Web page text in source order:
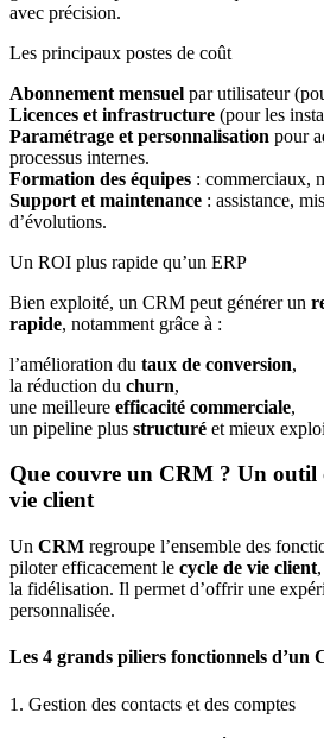
avec précision.
Les principaux postes de coût
Abonnement mensuel par utilisateur
Licences et infrastructure (pour les
Paramétrage et personnalisation pour
processus internes.
Formation des équipes : commerciaux,
Support et maintenance : assistance,
d’évolutions.
Un ROI plus rapide qu’un ERP
Bien exploité, un CRM peut générer un
rapide, notamment grâce à :
l’amélioration du taux de conversion,
la réduction du churn,
une meilleure efficacité commerciale,
un pipeline plus structuré et mieux
Que couvre un CRM ? Un outil
vie client
Un CRM regroupe l’ensemble des
piloter efficacement le cycle de vie client
la fidélisation. Il permet d’offrir une
personnalisée.
Les 4 grands piliers fonctionnels d’un
1. Gestion des contacts et des comptes